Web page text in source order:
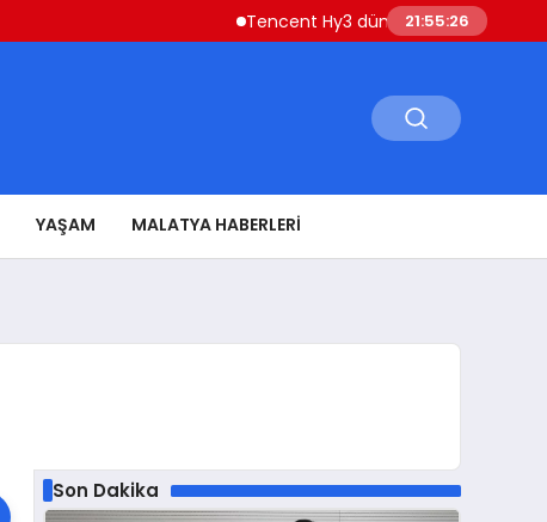
Tencent Hy3 dünya genelinde kullanıma
21:55:27
YAŞAM MALATYA HABERLERI
Son Dakika